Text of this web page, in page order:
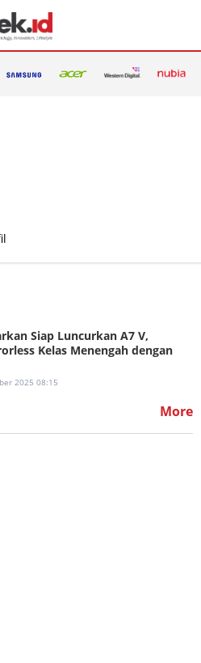
Siap Luncurkan A7 V,
Kelas Menengah dengan
2025 08:15
More